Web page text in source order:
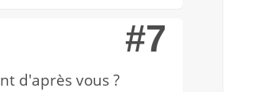
#7
d'après vous ?